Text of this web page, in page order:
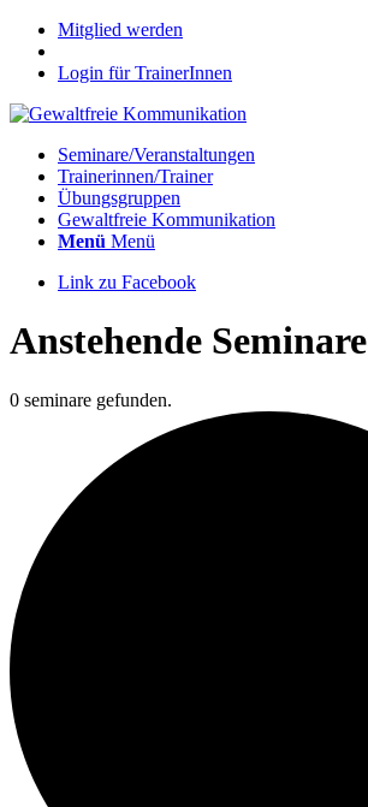
Mitglied werden
Login für TrainerInnen
Seminare/Veranstaltungen
Trainerinnen/Trainer
Übungsgruppen
Gewaltfreie Kommunikation
Menü Menü
Link zu Facebook
Anstehende Seminare
0 seminare gefunden.